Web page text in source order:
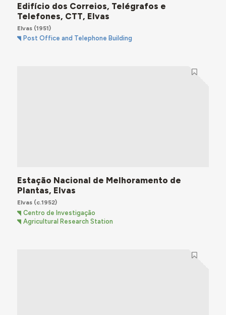
Edifício dos Correios, Telégrafos e
Telefones, CTT, Elvas
Elvas(1951)
Post Office and Telephone Building
Estação Nacional de Melhoramento de
Plantas, Elvas
Elvas(c.1952)
Centro de Investigação
Agricultural Research Station